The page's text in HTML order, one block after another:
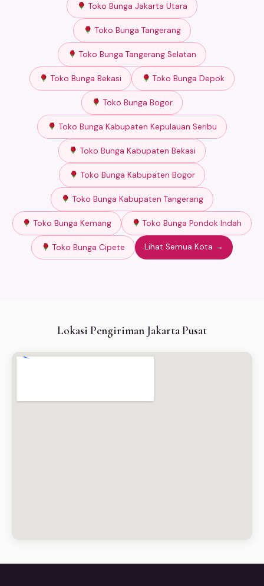
Toko Bunga Jakarta Utara
Toko Bunga Tangerang
Toko Bunga Tangerang Selatan
Toko Bunga Bekasi Toko Bunga Depok
Toko Bunga Bogor
Toko Bunga Kabupaten Kepulauan Seribu
Toko Bunga Kabupaten Bekasi
Toko Bunga Kabupaten Bogor
Toko Bunga Kabupaten Tangerang
Toko Bunga Kemang Toko Bunga Pondok Indah
Toko Bunga Cipete Lihat Semua Kota →
Lokasi Pengiriman Jakarta Pusat